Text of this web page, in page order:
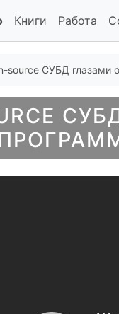
Книги Работа
source СУБД глазами